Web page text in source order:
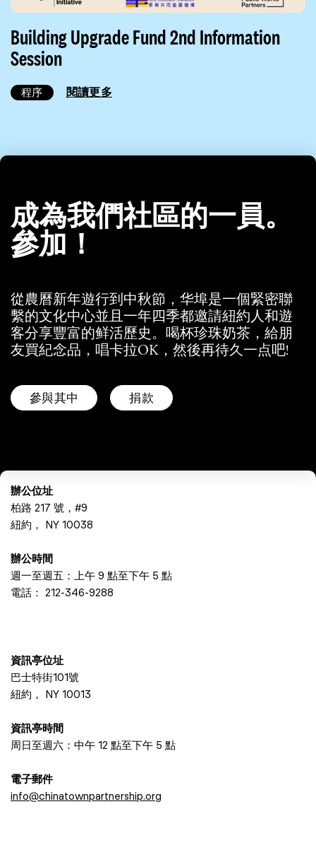
Building Upgrade Fund 2nd Information
Session
程序 閱讀更多
成為我們社區的一員。
參加！
從農曆新年遊行到中秋節，华埠是一個緊密聯
繫的文化中心並且一年四季都邀請紐約人和遊
客分享豐富的鲜活歷史。喝杯珍珠奶茶，給朋
友買紀念品，唱卡拉OK，然後再待久一点吧!
參與其中 捐款
辦公位址
柏路 217 號，#9
紐約， NY 10038
辦公時間
週一至週五：上午 9 點至下午 5 點
電話： 212-346-9288
資訊亭位址
巴士特街101號
紐約， NY 10013
資訊亭時間
周日至週六：中午 12 點至下午 5 點
電子郵件
info@chinatownpartnership.org